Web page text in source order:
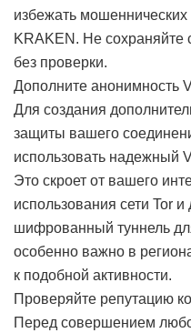
избежать
KRAKEN. Не сохраняйте
без проверки.
Дополните анонимность
Для создания
защиты вашего
использовать надежный
Это скроет от вашего
использования сети Tor
шифрованный туннель
особенно важно в
к подобной активности.
Проверяйте репутацию
Перед совершением